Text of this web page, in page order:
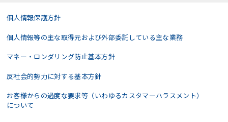
個人情報保護方針
個人情報等の主な取得元および外部委託している主な業務
マネー・ロンダリング防止基本方針
反社会的勢力に対する基本方針
お客様からの過度な要求等（いわゆるカスタマーハラスメント）
について